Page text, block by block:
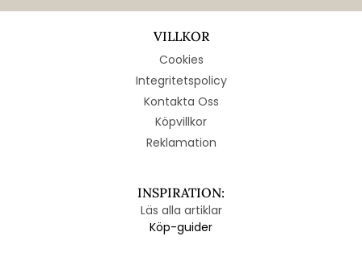
VILLKOR
Cookies
Integritetspolicy
Kontakta Oss
Köpvillkor
Reklamation
INSPIRATION:
Läs alla artiklar
Köp-guider